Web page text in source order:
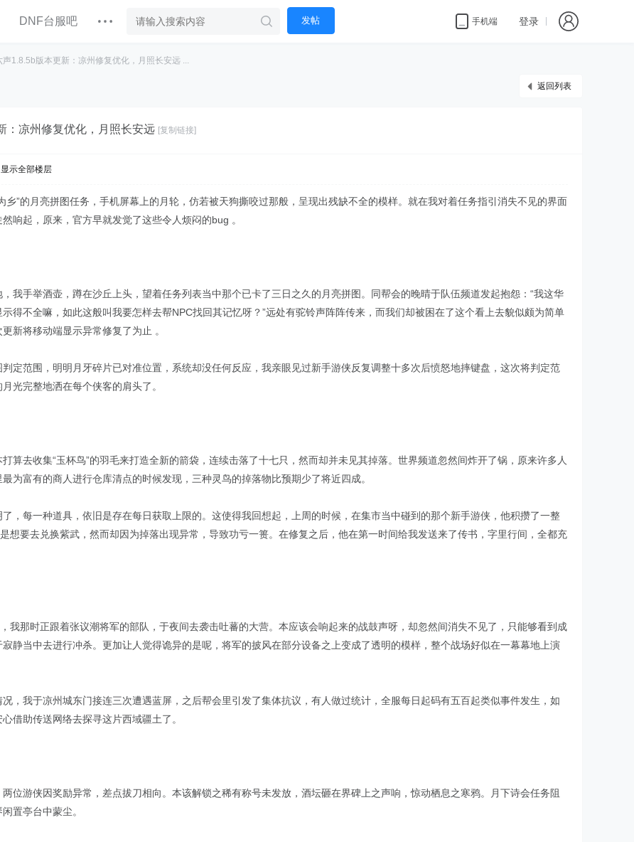
DNF台服吧 发帖 手机端 登录
声1.8.5b版本更新：凉州修复优化，月照长安远 ...
返回列表
：凉州修复优化，月照长安远 [复制链接]
显示全部楼层
乡”的月亮拼图任务，手机屏幕上的月轮，仿若被天狗撕咬过那般，呈现出残缺不全的模样。就在我对着任务指引消失不见的界面
响起，原来，官方早就发觉了这些令人烦闷的bug 。
我手举酒壶，蹲在沙丘上头，望着任务列表当中那个已卡了三日之久的月亮拼图。同帮会的晚晴于队伍频道发起抱怨：“我这华
得不全嘛，如此这般叫我要怎样去帮NPC找回其记忆呀？”远处有驼铃声阵阵传来，而我们却被困在了这个看上去貌似颇为简单
新将移动端显示异常修复了为止 。
定范围，明明月牙碎片已对准位置，系统却没任何反应，我亲眼见过新手游侠反复调整十多次后愤怒地摔键盘，这次将判定范
光完整地洒在每个侠客的肩头了。
算去收集“玉杯鸟”的羽毛来打造全新的箭袋，连续击落了十七只，然而却并未见其掉落。世界频道忽然间炸开了锅，原来许多人
为富有的商人进行仓库清点的时候发现，三种灵鸟的掉落物比预期少了将近四成。
，每一种道具，依旧是存在每日获取上限的。这使得我回想起，上周的时候，在集市当中碰到的那个新手游侠，他积攒了一整
想要去兑换紫武，然而却因为掉落出现异常，导致功亏一篑。在修复之后，他在第一时间给我发送来了传书，字里行间，全都充
我那时正跟着张议潮将军的部队，于夜间去袭击吐蕃的大营。本应该会响起来的战鼓声呀，却忽然间消失不见了，只能够看到成
静当中去进行冲杀。更加让人觉得诡异的是呢，将军的披风在部分设备之上变成了透明的模样，整个战场好似在一幕幕地上演
，我于凉州城东门接连三次遭遇蓝屏，之后帮会里引发了集体抗议，有人做过统计，全服每日起码有五百起类似事件发生，如
借助传送网络去探寻这片西域疆土了。
位游侠因奖励异常，差点拔刀相向。本该解锁之稀有称号未发放，酒坛砸在界碑上之声响，惊动栖息之寒鸦。月下诗会任务阻
置亭台中蒙尘。